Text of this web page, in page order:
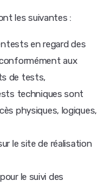
les suivantes :
en regard des
aux
de tests,
techniques sont
physiques, logiques,
le site de réalisation
le suivi des